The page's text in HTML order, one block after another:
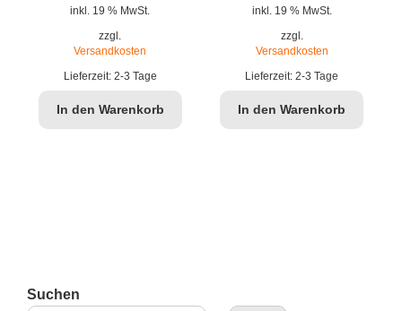
Preis
€4,90
€3,99.
inkl. 19 % MwSt.
zzgl.
Versandkosten
Lieferzeit: 2-3 Tage
In den Warenkorb
Preis
€4,90
inkl. 19 % MwSt.
zzgl.
Versandkosten
Lieferzeit:2-3 Tage
In den Warenkorb
Suchen